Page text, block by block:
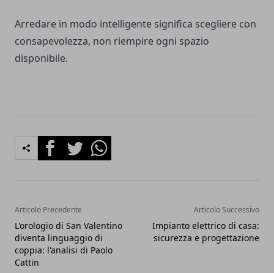
Arredare in modo intelligente significa scegliere con
consapevolezza, non riempire ogni spazio
disponibile.
FacebookTwitterWhatsapp
Articolo Precedente
L'orologio di San Valentino
diventa linguaggio di
coppia: l'analisi di Paolo
Cattin
Articolo Successivo
Impianto elettrico di casa:
sicurezza e progettazione